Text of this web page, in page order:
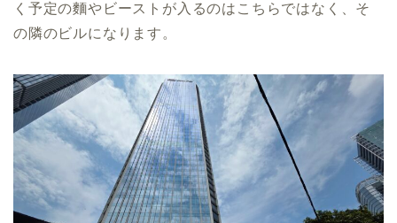
く予定の麵やビーストが入るのはこちらではなく、そ
の隣のビルになります。